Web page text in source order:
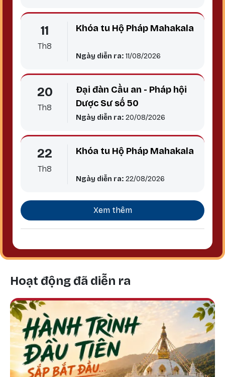
11
Th8
Khóa tu Hộ Pháp Mahakala
Ngày diễn ra:11/08/2026
20
Th8
Đại đàn Cầu an - Pháp hội
Dược Sư số 50
Ngày diễn ra:20/08/2026
22
Th8
Khóa tu Hộ Pháp Mahakala
Ngày diễn ra:22/08/2026
Xem thêm
Hoạt động đã diễn ra